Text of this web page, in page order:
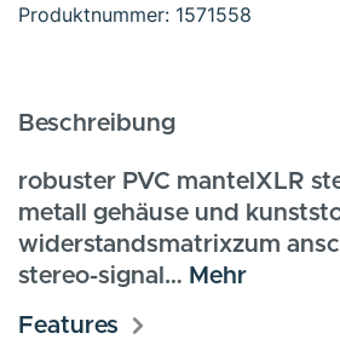
Produktnummer: 1571558
Beschreibung
robuster PVC mantelXLR
metall gehäuse und
widerstandsmatrixzum
stereo-signal… Mehr
Features